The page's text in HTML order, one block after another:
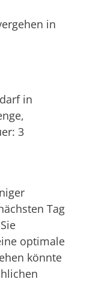
in
in
3
Tag
optimale
könnte